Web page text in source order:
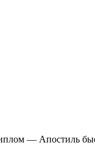
— Апостиль